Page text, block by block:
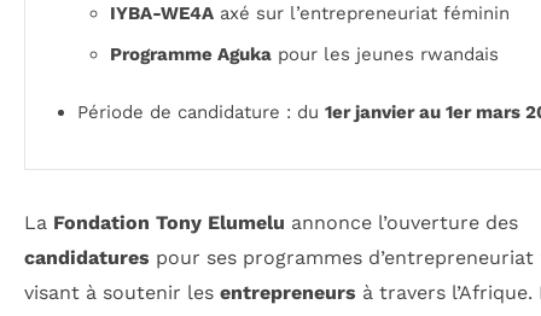
IYBA-WE4A axé sur l’entrepreneuriat féminin
Programme Aguka pour les jeunes rwandais
Période de candidature : du 1er janvier au 1er mars
La Fondation Tony Elumelu annonce l’ouverture des
candidatures pour ses programmes d’entrepreneuriat
visant à soutenir les entrepreneurs à travers l’Afrique.